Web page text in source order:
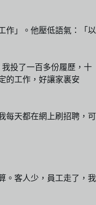
作」。他壓低語氣：「以
投了一百多份履歷，十
的工作，好讓家裏安
每天都在網上刷招聘，可
。客人少，員工走了，我